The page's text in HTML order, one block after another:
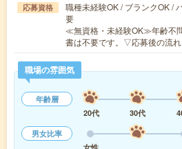
応募資格
職種未経験OK / ブランクOK /
要
≪無資格・未経験OK≫年齢不
書は不要です。▽応募後の流
職場の雰囲気
年齢層
20代
30代
男女比率